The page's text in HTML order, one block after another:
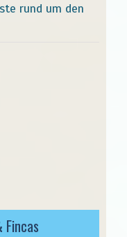
rund um den
Fincas